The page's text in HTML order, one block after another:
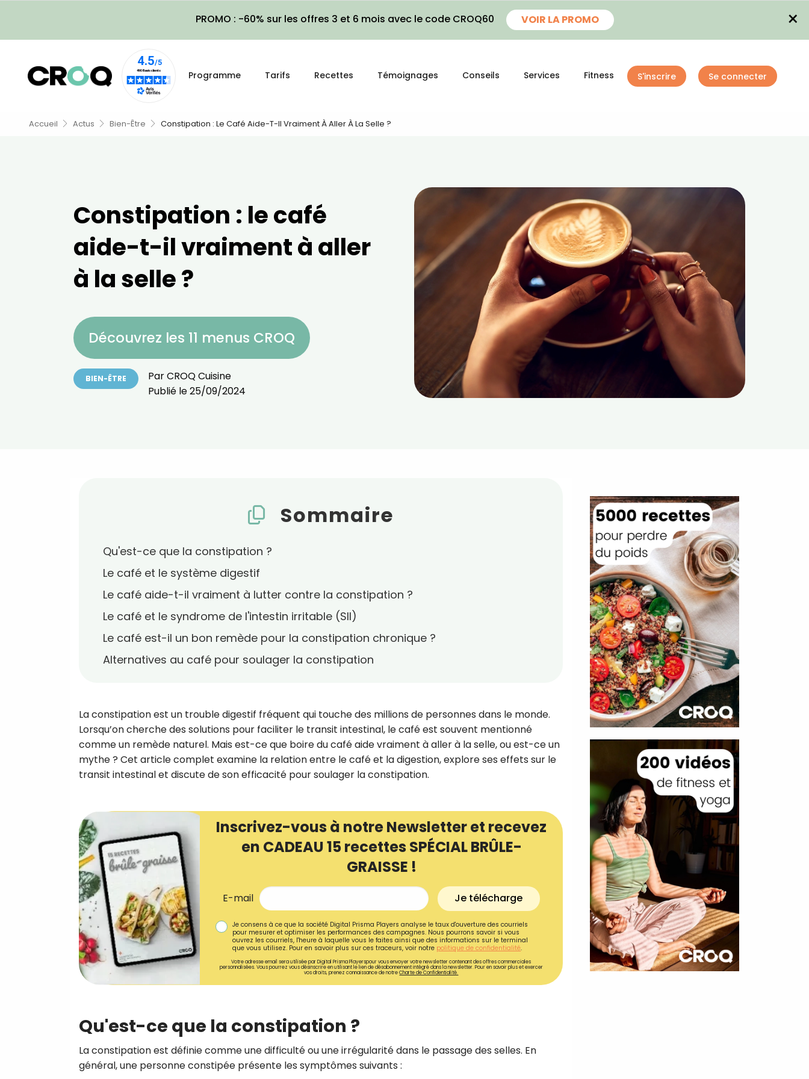
PROMO : -60% sur les offres 3 et 6 mois avec le code CROQ60 VOIR LA PROMO ×
Programme Tarifs Recettes Témoignages Conseils Services Fitness S'inscrire Se connecter
Accueil Actus Bien-Être Constipation : Le Café Aide-T-Il Vraiment À Aller À La Selle ?
Constipation : le café
aide-t-il vraiment à aller
à la selle ?
Découvrez les 11 menus CROQ
BIEN-ÊTRE ParCROQ Cuisine
Publié le25/09/2024
Sommaire
Qu'est-ce que la constipation ?
Le café et le système digestif
Le café aide-t-il vraiment à lutter contre la constipation ?
Le café et le syndrome de l'intestin irritable (SII)
Le café est-il un bon remède pour la constipation chronique ?
Alternatives au café pour soulager la constipation
La constipation est un trouble digestif fréquent qui touche des millions de personnes dans le monde.
Lorsqu’on cherche des solutions pour faciliter le transit intestinal, le café est souvent mentionné
comme un remède naturel. Mais est-ce que boire du café aide vraiment à aller à la selle, ou est-ce un
mythe ? Cet article complet examine la relation entre le café et la digestion, explore ses effets sur le
transit intestinal et discute de son efficacité pour soulager la constipation.
Inscrivez-vous à notre Newsletter et recevez
en CADEAU 15 recettes SPÉCIAL BRÛLE-
GRAISSE !
E-mail Je télécharge
Je consens à ce que la société Digital Prisma Players analyse le taux d'ouverture des courriels
pour mesurer et optimiser les performances des campagnes. Nous pourrons savoir si vous
ouvrez les courriels, l'heure à laquelle vous le faites ainsi que des informations sur le terminal
que vous utilisez. Pour en savoir plus sur ces traceurs, voir notre politique de confidentialité.
Votre adresse email sera utilisée par Digital Prisma Playerspour vous envoyer votre newsletter contenant des offres commerciales
personnalisées. Vous pourrez vous désinscrire en utilisant le lien de désabonnement intégré dans la newsletter. Pour en savoir plus et exercer
vos droits, prenez connaissance de notreCharte de Confidentialité.
Qu'est-ce que la constipation ?
La constipation est définie comme une difficulté ou une irrégularité dans le passage des selles. En
général, une personne constipée présente les symptômes suivants :
!